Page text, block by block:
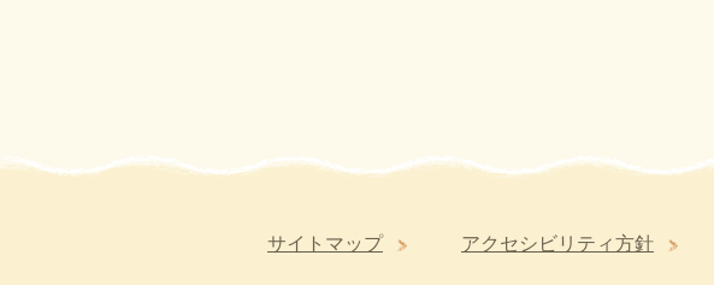
サイトマップ アクセシビリティ方針